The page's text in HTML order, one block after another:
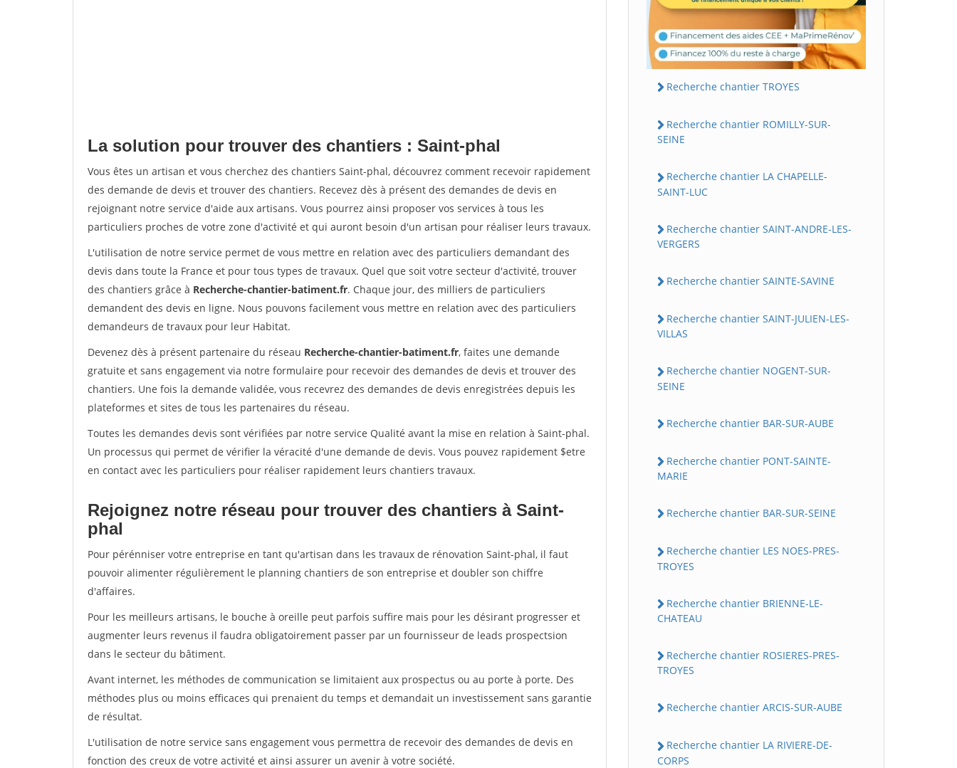
La solution pour trouver des chantiers : Saint-phal
Vous êtes un artisan et vous cherchez des chantiers Saint-phal, découvrez comment recevoir rapidement
des demande de devis et trouver des chantiers. Recevez dès à présent des demandes de devis en
rejoignant notre service d'aide aux artisans. Vous pourrez ainsi proposer vos services à tous les
particuliers proches de votre zone d'activité et qui auront besoin d'un artisan pour réaliser leurs travaux.
L'utilisation de notre service permet de vous mettre en relation avec des particuliers demandant des
devis dans toute la France et pour tous types de travaux. Quel que soit votre secteur d'activité, trouver
des chantiers grâce à Recherche-chantier-batiment.fr. Chaque jour, des milliers de particuliers
demandent des devis en ligne. Nous pouvons facilement vous mettre en relation avec des particuliers
demandeurs de travaux pour leur Habitat.
Devenez dès à présent partenaire du réseau Recherche-chantier-batiment.fr, faites une demande
gratuite et sans engagement via notre formulaire pour recevoir des demandes de devis et trouver des
chantiers. Une fois la demande validée, vous recevrez des demandes de devis enregistrées depuis les
plateformes et sites de tous les partenaires du réseau.
Toutes les demandes devis sont vérifiées par notre service Qualité avant la mise en relation à Saint-phal.
Un processus qui permet de vérifier la véracité d'une demande de devis. Vous pouvez rapidement $etre
en contact avec les particuliers pour réaliser rapidement leurs chantiers travaux.
Rejoignez notre réseau pour trouver des chantiers à Saint-
phal
Pour pérénniser votre entreprise en tant qu'artisan dans les travaux de rénovation Saint-phal, il faut
pouvoir alimenter régulièrement le planning chantiers de son entreprise et doubler son chiffre
d'affaires.
Pour les meilleurs artisans, le bouche à oreille peut parfois suffire mais pour les désirant progresser et
augmenter leurs revenus il faudra obligatoirement passer par un fournisseur de leads prospectsion
dans le secteur du bâtiment.
Avant internet, les méthodes de communication se limitaient aux prospectus ou au porte à porte. Des
méthodes plus ou moins efficaces qui prenaient du temps et demandait un investissement sans garantie
de résultat.
L'utilisation de notre service sans engagement vous permettra de recevoir des demandes de devis en
fonction des creux de votre activité et ainsi assurer un avenir à votre société.
Recherche chantier TROYES
Recherche chantier ROMILLY-SUR-
SEINE
Recherche chantier LA CHAPELLE-
SAINT-LUC
Recherche chantier SAINT-ANDRE-LES-
VERGERS
Recherche chantier SAINTE-SAVINE
Recherche chantier SAINT-JULIEN-LES-
VILLAS
Recherche chantier NOGENT-SUR-
SEINE
Recherche chantier BAR-SUR-AUBE
Recherche chantier PONT-SAINTE-
MARIE
Recherche chantier BAR-SUR-SEINE
Recherche chantier LES NOES-PRES-
TROYES
Recherche chantier BRIENNE-LE-
CHATEAU
Recherche chantier ROSIERES-PRES-
TROYES
Recherche chantier ARCIS-SUR-AUBE
Recherche chantier LA RIVIERE-DE-
CORPS